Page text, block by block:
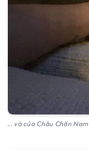
... và của Châu Chấn Nam